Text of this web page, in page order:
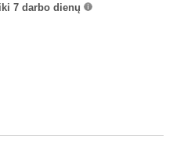
7 darbo dienų